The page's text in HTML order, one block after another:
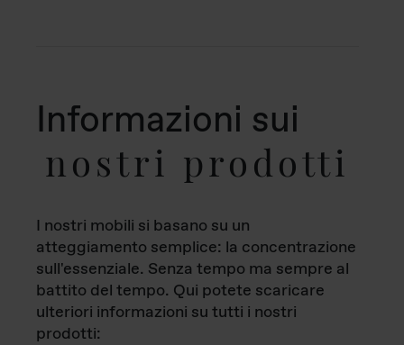
Informazioni sui
nostri prodotti
I nostri mobili si basano su un
atteggiamento semplice: la concentrazione
sull'essenziale. Senza tempo ma sempre al
battito del tempo. Qui potete scaricare
ulteriori informazioni su tutti i nostri
prodotti: